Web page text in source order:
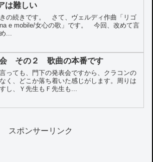
は難しい
の続きです。 さて、ヴェルディ作曲「リゴ
e mobile/女心の歌」です。 今回、改めて言
...
その２ 歌曲の本番です
っても、門下の発表会ですから、クラコンの
く、どこか落ち着いた感じがします。周りは
し、Ｙ先生もＦ先生も...
スポンサーリンク